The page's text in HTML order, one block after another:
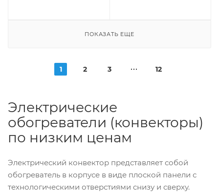
ПОКАЗАТЬ ЕЩЕ
1 2 3 12
Электрические
обогреватели (конвекторы)
по низким ценам
Электрический конвектор представляет собой
обогреватель в корпусе в виде плоской панели с
технологическими отверстиями снизу и сверху.